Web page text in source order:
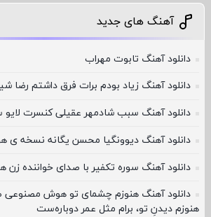
آهنگ های جدید
دانلود آهنگ تابوت مهراب
دانلود آهنگ زیاد بودم برات فرق داشتم رضا
دانلود آهنگ سبب شادمهر عقیلی کنسرت
دانلود آهنگ دیوونگیا محسن یگانه نسخه
دانلود آهنگ سوره تکفیر با صدای خواننده
دانلود آهنگ هنوزم چشمای تو هوش مصنوعی
هنوزم دیدنِ تو، برام مثل عمر دوباره‌ست